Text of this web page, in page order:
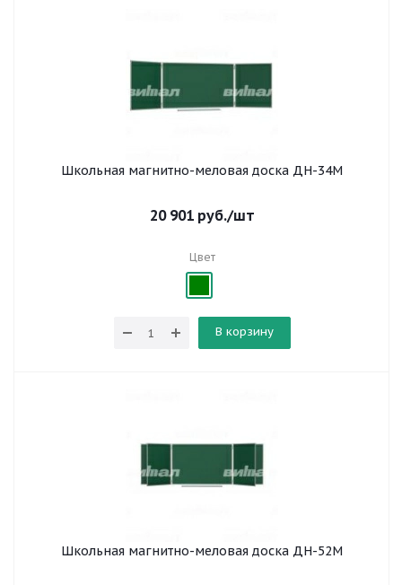
Школьная магнитно-меловая доска ДН-34М
20 901руб./шт
Цвет
В корзину
Школьная магнитно-меловая доска ДН-52М